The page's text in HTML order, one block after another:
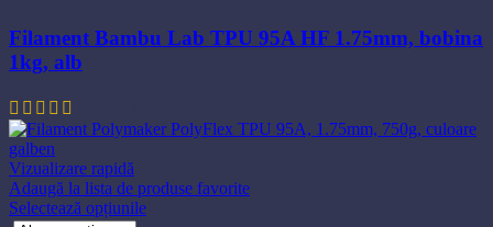
produsului.
Filament Bambu Lab TPU 95A HF 1.75mm, bobina
1kg, alb
Vizualizare rapidă
Adaugă la lista de produse favorite
Selectează opțiunileAcest